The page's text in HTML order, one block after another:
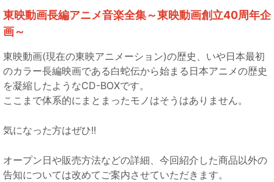
東映動画長編アニメ音楽全集～東映動画創立40周年企
画～
東映動画(現在の東映アニメーション)の歴史、いや日本最初
のカラー長編映画である白蛇伝から始まる日本アニメの歴史
を凝縮したようなCD-BOXです。
ここまで体系的にまとまったモノはそうはありません。
気になった方はぜひ!!
オープン日や販売方法などの詳細、今回紹介した商品以外の
告知については改めてご案内させていただきます。